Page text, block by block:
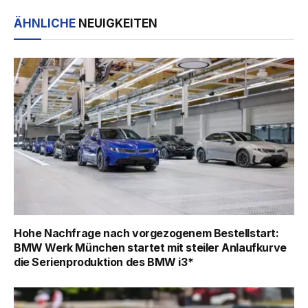
ÄHNLICHE NEUIGKEITEN
Hohe Nachfrage nach vorgezogenem Bestellstart:
BMW Werk München startet mit steiler Anlaufkurve
die Serienproduktion des BMW i3*